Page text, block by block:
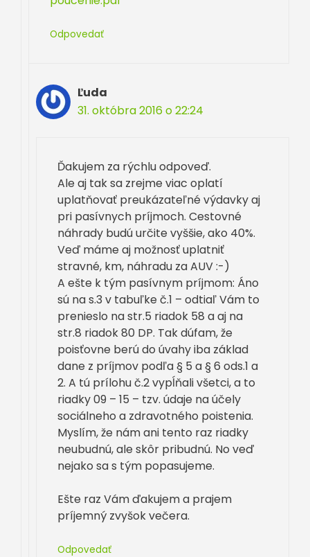
Odpovedať
Ľuda
31. októbra 2016 o 22:24
Ďakujem za rýchlu odpoveď.
Ale aj tak sa zrejme viac oplatí
uplatňovať preukázateľné výdavky aj
pri pasívnych príjmoch. Cestovné
náhrady budú určite vyššie, ako 40%.
Veď máme aj možnosť uplatniť
stravné, km, náhradu za AUV :-)
A ešte k tým pasívnym príjmom: Áno
sú na s.3 v tabuľke č.1 – odtiaľ Vám to
prenieslo na str.5 riadok 58 a aj na
str.8 riadok 80 DP. Tak dúfam, že
poisťovne berú do úvahy iba základ
dane z príjmov podľa § 5 a § 6 ods.1 a
2. A tú prílohu č.2 vypĺňali všetci, a to
riadky 09 – 15 – tzv. údaje na účely
sociálneho a zdravotného poistenia.
Myslím, že nám ani tento raz riadky
neubudnú, ale skôr pribudnú. No veď
nejako sa s tým popasujeme.
Ešte raz Vám ďakujem a prajem
príjemný zvyšok večera.
Odpovedať